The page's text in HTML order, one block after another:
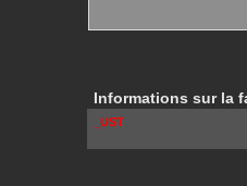
Informations sur la
_UST